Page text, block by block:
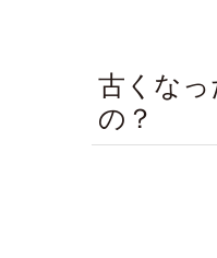
古くな
の？